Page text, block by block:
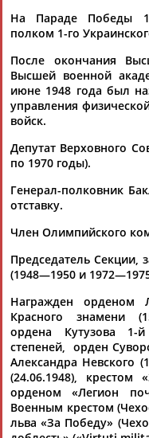
На Параде Победы
полком 1-го
После окончания
Высшей военной
июне 1948 года был
управления
войск.
Депутат Верховного
по 1970 годы).
Генерал-полковник
отставку.
Член Олимпийского
Председатель Секции,
(1948—1950 и
Награжден орденом
Красного знамени
ордена Кутузова 1-
степеней, орден
Александра Невского
(24.06.1948), крестом
орденом «Легион
Военным крестом
льва «За Победу»